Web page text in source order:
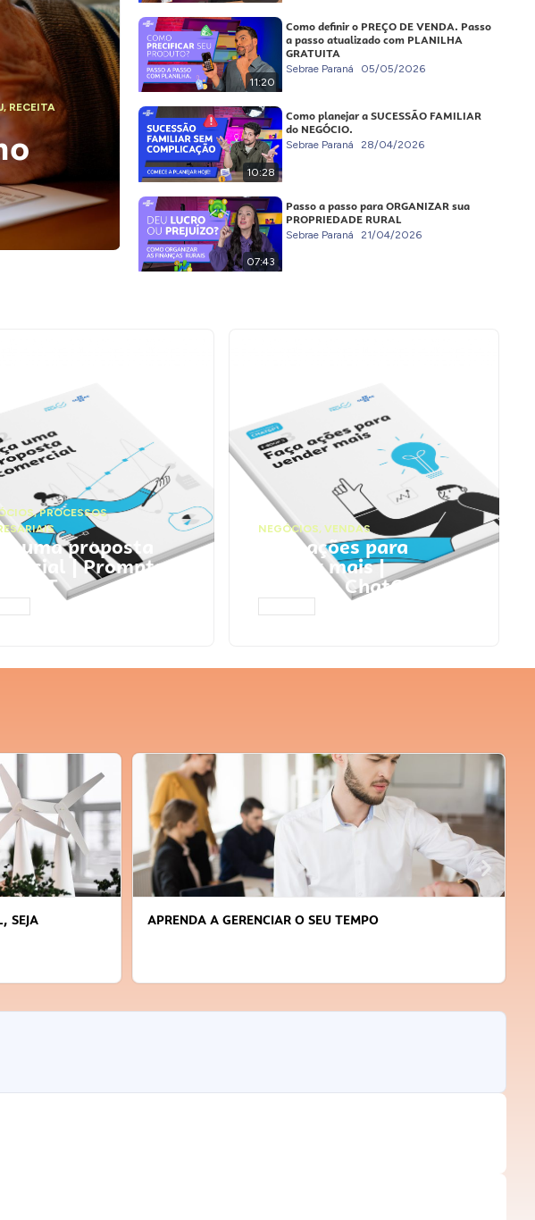
,RECEITA
11:20
Como definir o PREÇO DE VENDA. Passo
a passo atualizado com PLANILHA
GRATUITA
Sebrae Paraná 05/05/2026
10:28
Como planejar a SUCESSÃO FAMILIAR
do NEGÓCIO.
Sebrae Paraná 28/04/2026
07:43
Passo a passo para ORGANIZAR sua
PROPRIEDADE RURAL
Sebrae Paraná 21/04/2026
,PROCESSOS
uma proposta
| Prompts
NEGÓCIOS, VENDAS
Faça ações para
vender mais |
Prompts ChatGPT
SEJA
APRENDA A GERENCIAR O SEU TEMPO